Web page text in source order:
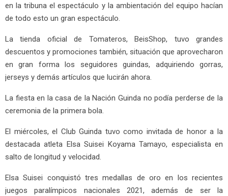
en la tribuna el espectáculo y la ambientación del equipo hacían
de todo esto un gran espectáculo.
La tienda oficial de Tomateros, BeisShop, tuvo grandes
descuentos y promociones también, situación que aprovecharon
en gran forma los seguidores guindas, adquiriendo gorras,
jerseys y demás artículos que lucirán ahora.
La fiesta en la casa de la Nación Guinda no podía perderse de la
ceremonia de la primera bola.
El miércoles, el Club Guinda tuvo como invitada de honor a la
destacada atleta Elsa Suisei Koyama Tamayo, especialista en
salto de longitud y velocidad.
Elsa Suisei conquistó tres medallas de oro en los recientes
juegos paralímpicos nacionales 2021, además de ser la